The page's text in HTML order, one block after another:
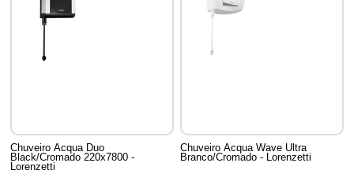
Chuveiro Acqua Duo
Black/Cromado 220x7800 -
Lorenzetti
Chuveiro Acqua Wave Ultra
Branco/Cromado - Lorenzetti